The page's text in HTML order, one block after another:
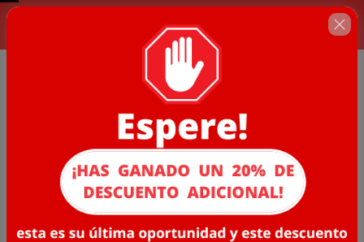
ESTA OFERTA SE TERMINA EN...